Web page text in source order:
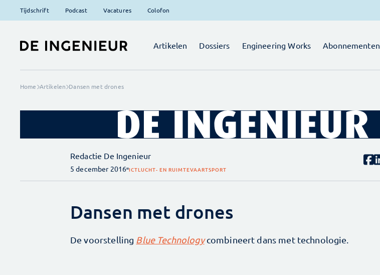
Tijdschrift Podcast Vacatures Colofon
Artikelen Dossiers Engineering Works Abonnementen
Home Artikelen Dansen met drones
Redactie De Ingenieur
5 december 2016 ICTLUCHT- EN RUIMTEVAARTSPORT
Dansen met drones
De voorstelling Blue Technologycombineert dans met technologie.